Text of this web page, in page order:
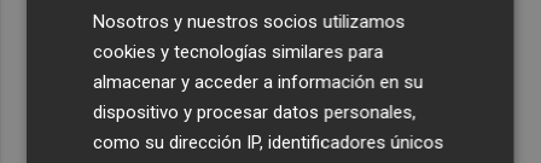
Nosotros y nuestros socios utilizamos
cookies y tecnologías similares para
almacenar y acceder a información en su
dispositivo y procesar datos personales,
como su dirección IP, identificadores únicos